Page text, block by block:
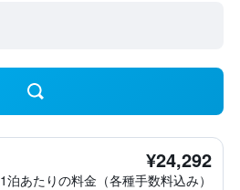
¥24,292
1泊あたりの料金（各種手数料込み）